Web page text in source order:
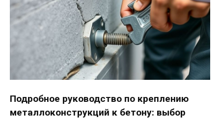
Подробное руководство по креплению
металлоконструкций к бетону: выбор